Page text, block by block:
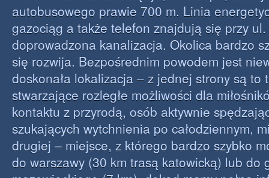
autobusowego prawie 700 m. Linia
gazociąg a także telefon znajdują się przy
doprowadzona kanalizacja. Okolica bardzo
się rozwija. Bezpośrednim powodem jest
doskonała lokalizacja – z jednej strony są to
stwarzające rozległe możliwości dla
kontaktu z przyrodą, osób aktywnie
szukających wytchnienia po całodziennym,
drugiej – miejsce, z którego bardzo szybko
do warszawy (30 km trasą katowicką) lub do